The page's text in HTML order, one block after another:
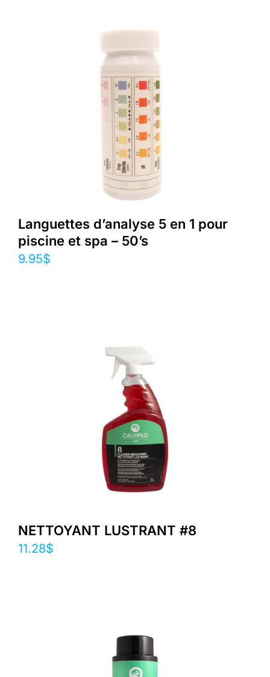
Languettes d’analyse 5 en 1 pour
piscine et spa – 50’s
9.95$
NETTOYANT LUSTRANT #8
11.28$